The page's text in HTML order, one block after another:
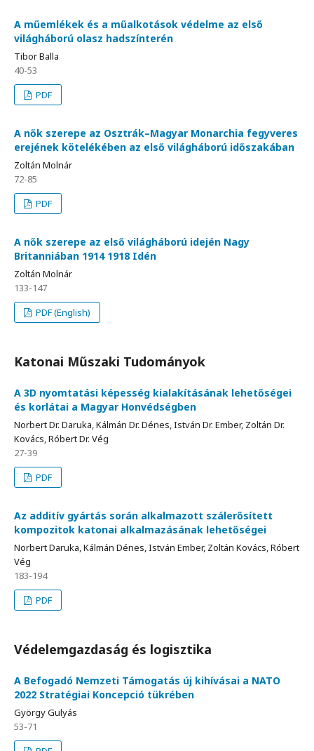
A műemlékek és a műalkotások védelme az első
világháború olasz hadszínterén
Tibor Balla
40-53
PDF
A nők szerepe az Osztrák–Magyar Monarchia fegyveres
erejének kötelékében az első világháború időszakában
Zoltán Molnár
72-85
PDF
A nők szerepe az első világháború idején Nagy
Britanniában 1914 1918 Idén
Zoltán Molnár
133-147
PDF (English)
Katonai Műszaki Tudományok
A 3D nyomtatási képesség kialakításának lehetőségei
és korlátai a Magyar Honvédségben
Norbert Dr. Daruka, Kálmán Dr. Dénes, István Dr. Ember, Zoltán Dr.
Kovács, Róbert Dr. Vég
27-39
PDF
Az additív gyártás során alkalmazott szálerősített
kompozitok katonai alkalmazásának lehetőségei
Norbert Daruka, Kálmán Dénes, István Ember, Zoltán Kovács, Róbert
Vég
183-194
PDF
Védelemgazdaság és logisztika
A Befogadó Nemzeti Támogatás új kihívásai a NATO
2022 Stratégiai Koncepció tükrében
György Gulyás
53-71